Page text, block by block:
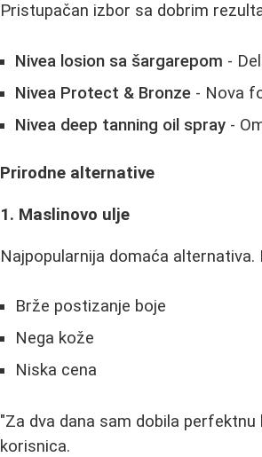
Pristupačan izbor sa dobrim
Nivea losion sa šargarepom -
Nivea Protect & Bronze - Nova
Nivea deep tanning oil spray -
Prirodne alternative
1. Maslinovo ulje
Najpopularnija domaća
Brže postizanje boje
Nega kože
Niska cena
"Za dva dana sam dobila
korisnica.